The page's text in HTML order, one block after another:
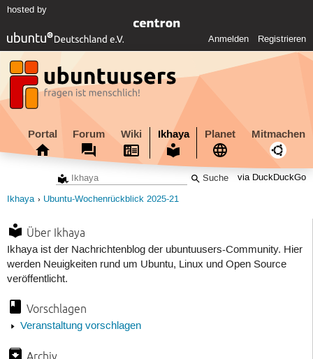
hosted by
Anmelden Registrieren
Portal Forum Wiki Ikhaya Planet Mitmachen
via DuckDuckGo
Ikhaya Ubuntu-Wochenrückblick 2025-21
Über Ikhaya
Ikhaya ist der Nachrichtenblog der ubuntuusers-Community. Hier
werden Neuigkeiten rund um Ubuntu, Linux und Open Source
veröffentlicht.
Vorschlagen
Veranstaltung vorschlagen
Archiv